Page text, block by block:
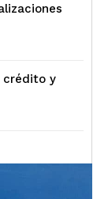
crédito y